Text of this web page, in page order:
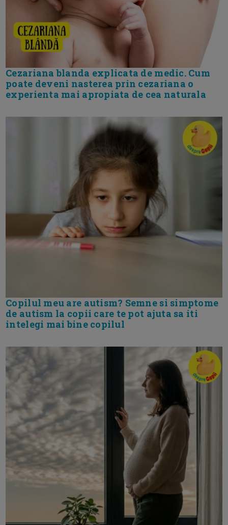
Cezariana blanda explicata de medic. Cum
poate deveni nasterea prin cezariana o
experienta mai apropiata de cea naturala
Copilul meu are autism? Semne si simptome
de autism la copii care te pot ajuta sa iti
intelegi mai bine copilul